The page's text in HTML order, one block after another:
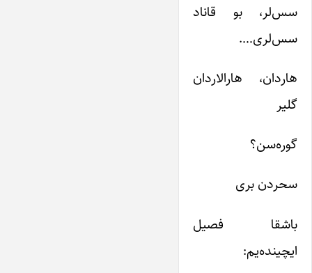
سس‌لر، بو قاناد
سس‌لری….
هاردان، هارالاردان
گلیر
گوره‌سن؟
سحردن بری
باشقا فصیل
ایچینده‌یم: